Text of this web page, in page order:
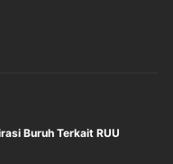
Buruh Terkait RUU